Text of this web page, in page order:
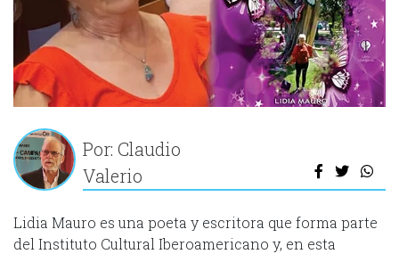
Por: Claudio
Valerio
Lidia Mauro es una poeta y escritora que forma parte
del Instituto Cultural Iberoamericano y, en esta